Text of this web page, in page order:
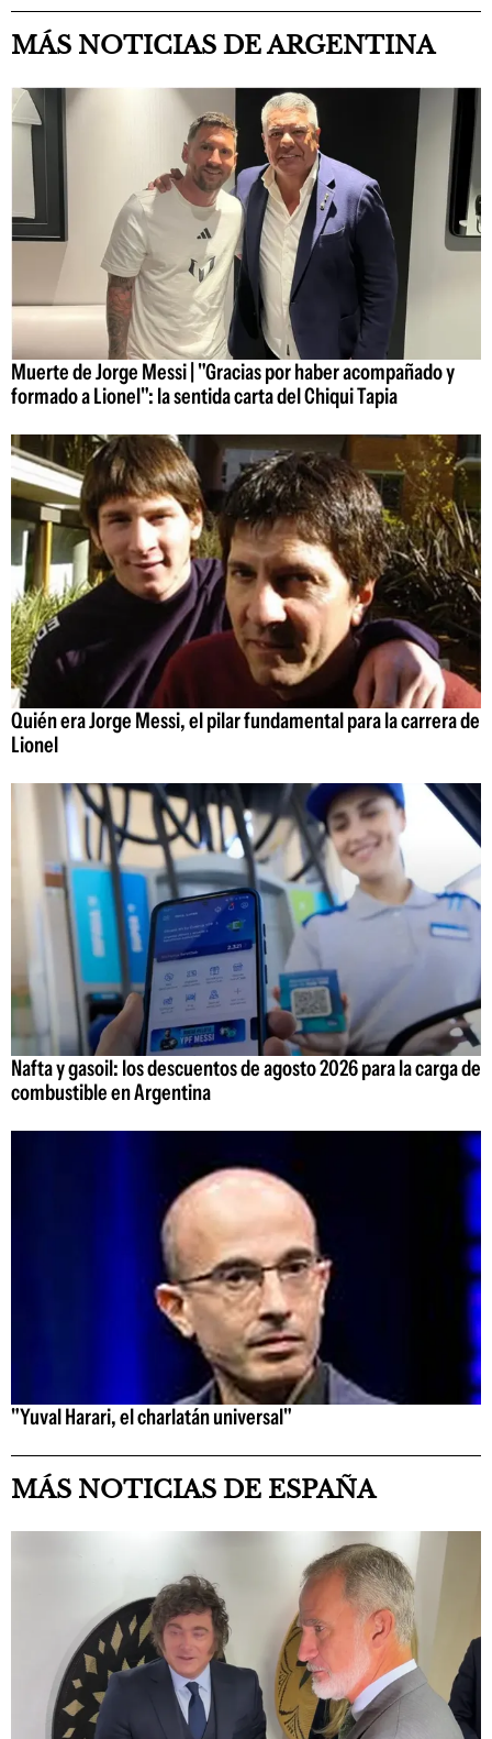
MÁS NOTICIAS DE ARGENTINA
Muerte de Jorge Messi | "Gracias por haber acompañado y
formado a Lionel": la sentida carta del Chiqui Tapia
Quién era Jorge Messi, el pilar fundamental para la carrera de
Lionel
Nafta y gasoil: los descuentos de agosto 2026 para la carga de
combustible en Argentina
"Yuval Harari, el charlatán universal"
MÁS NOTICIAS DE ESPAÑA